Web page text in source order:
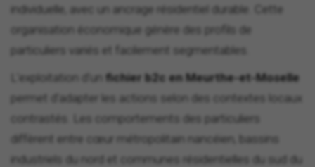
individuelle, avec un ancrage résidentiel durable. Cette
organisation économique génère des profils de
particuliers variés et facilement segmentables.
L'exploitation d'un fichier b2c en Meurthe-et-Moselle
permet d'adapter les actions selon des contextes locaux
contrastés. Les comportements des particuliers
diffèrent entre cœur métropolitain nancéien, bassins
industriels du nord et communes résidentielles du sud du